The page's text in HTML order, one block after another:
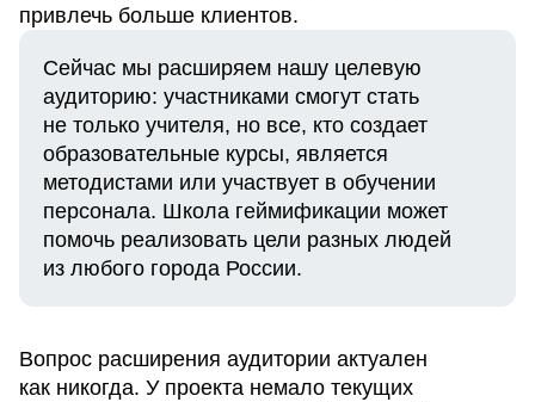
привлечь больше клиентов.
Сейчас мы расширяем нашу целевую
аудиторию: участниками смогут стать
не только учителя, но все, кто создает
образовательные курсы, является
методистами или участвует в обучении
персонала. Школа геймификации может
помочь реализовать цели разных людей
из любого города России.
Вопрос расширения аудитории актуален
как никогда. У проекта немало текущих